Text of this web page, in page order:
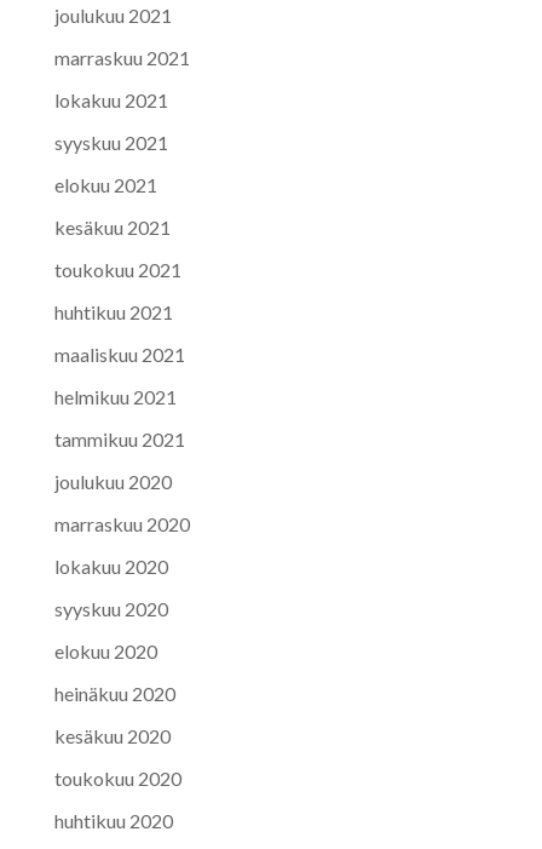
joulukuu 2021
marraskuu 2021
lokakuu 2021
syyskuu 2021
elokuu 2021
kesäkuu 2021
toukokuu 2021
huhtikuu 2021
maaliskuu 2021
helmikuu 2021
tammikuu 2021
joulukuu 2020
marraskuu 2020
lokakuu 2020
syyskuu 2020
elokuu 2020
heinäkuu 2020
kesäkuu 2020
toukokuu 2020
huhtikuu 2020